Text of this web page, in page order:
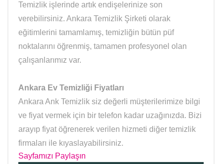
Temizlik işlerinde artık endişelerinize son
verebilirsiniz. Ankara Temizlik Şirketi olarak
eğitimlerini tamamlamış, temizliğin bütün püf
noktalarını öğrenmiş, tamamen profesyonel olan
çalışanlarımız var.
Ankara Ev Temizliği Fiyatları
Ankara Ank Temizlik siz değerli müşterilerimize bilgi
ve fiyat vermek için bir telefon kadar uzağınızda. Bizi
arayıp fiyat öğrenerek verilen hizmeti diğer temizlik
firmaları ile kıyaslayabilirsiniz.
Sayfamızı Paylaşın